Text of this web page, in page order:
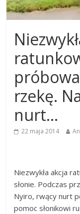
rzekę.
nurt…
22 maja 2014
Niezwykła akcja
słonie. Podczas
Nyiro, rwący nurt
pomoc słonikowi